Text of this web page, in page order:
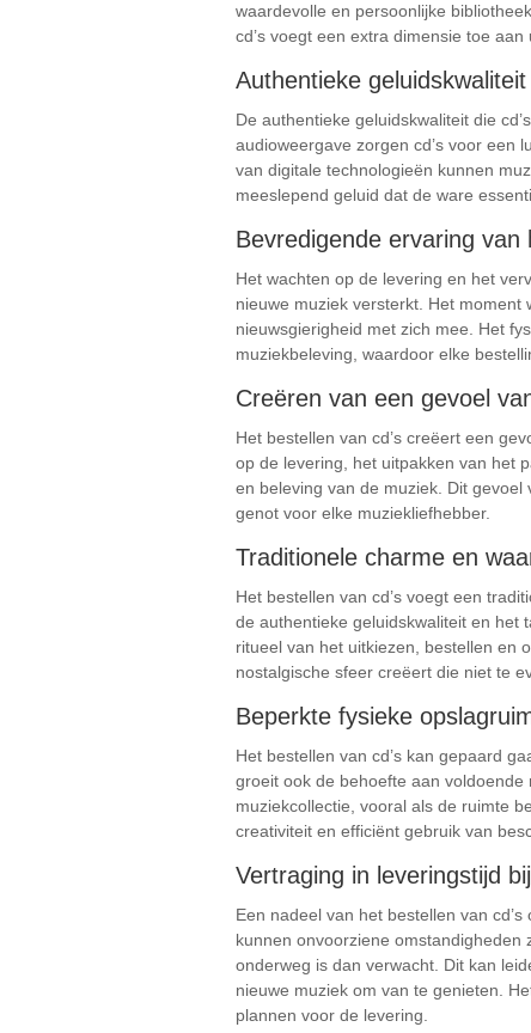
waardevolle en persoonlijke
cd’s voegt een extra dimensie toe
Authentieke geluidskwaliteit
De authentieke geluidskwaliteit die
audioweergave zorgen cd’s voor een
van digitale technologieën kunnen
meeslepend geluid dat de ware
Bevredigende ervaring van
Het wachten op de levering en het
nieuwe muziek versterkt. Het moment
nieuwsgierigheid met zich mee. Het
muziekbeleving, waardoor elke
Creëren van een gevoel
Het bestellen van cd’s creëert een
op de levering, het uitpakken van het
en beleving van de muziek. Dit
genot voor elke muziekliefhebber.
Traditionele charme en
Het bestellen van cd’s voegt een
de authentieke geluidskwaliteit en het
ritueel van het uitkiezen, bestellen en
nostalgische sfeer creëert die niet te
Beperkte fysieke
Het bestellen van cd’s kan gepaard
groeit ook de behoefte aan
muziekcollectie, vooral als de ruimte
creativiteit en efficiënt gebruik van
Vertraging in leveringstijd
Een nadeel van het bestellen van
kunnen onvoorziene
onderweg is dan verwacht. Dit kan
nieuwe muziek om van te genieten.
plannen voor de levering.